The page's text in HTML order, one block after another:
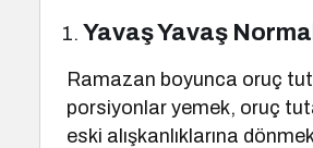
Yavaş Yavaş
Ramazan boyunca oruç
porsiyonlar yemek, oruç
eski alışkanlıklarına